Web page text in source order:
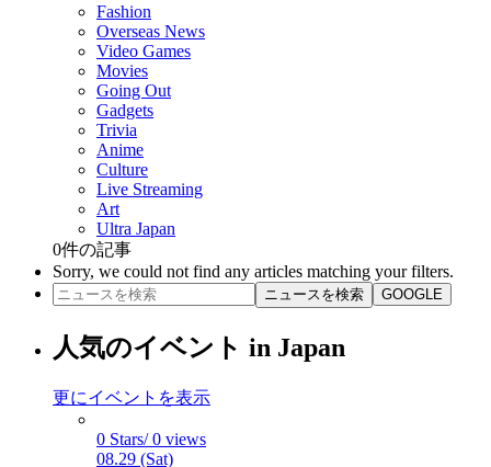
Fashion
Overseas News
Video Games
Movies
Going Out
Gadgets
Trivia
Anime
Culture
Live Streaming
Art
Ultra Japan
0件の記事
Sorry, we could not find any articles matching your filters.
ニュースを検索 GOOGLE
人気のイベント in Japan
更にイベントを表示
0 Stars/ 0 views
08.29 (Sat)